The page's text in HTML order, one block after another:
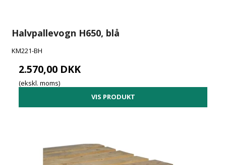
Halvpallevogn H650, blå
KM221-BH
2.570,00 DKK
(ekskl. moms)
VIS PRODUKT